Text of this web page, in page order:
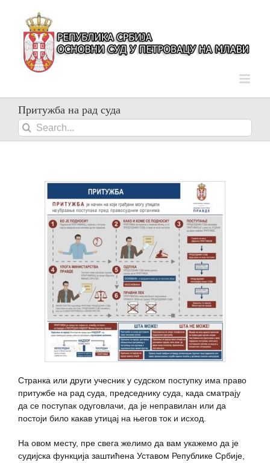
content
Притужба на рад суда
Search
for:
Странка или други учесник у судском поступку има право
притужбе на рад суда, председнику суда, када сматрају
да се поступак одуговлачи, да је неправилан или да
постоји било какав утицај на његов ток и исход.
На овом месту, пре свега желимо да вам укажемо да је
судијска функција заштићена Уставом Републике Србије,